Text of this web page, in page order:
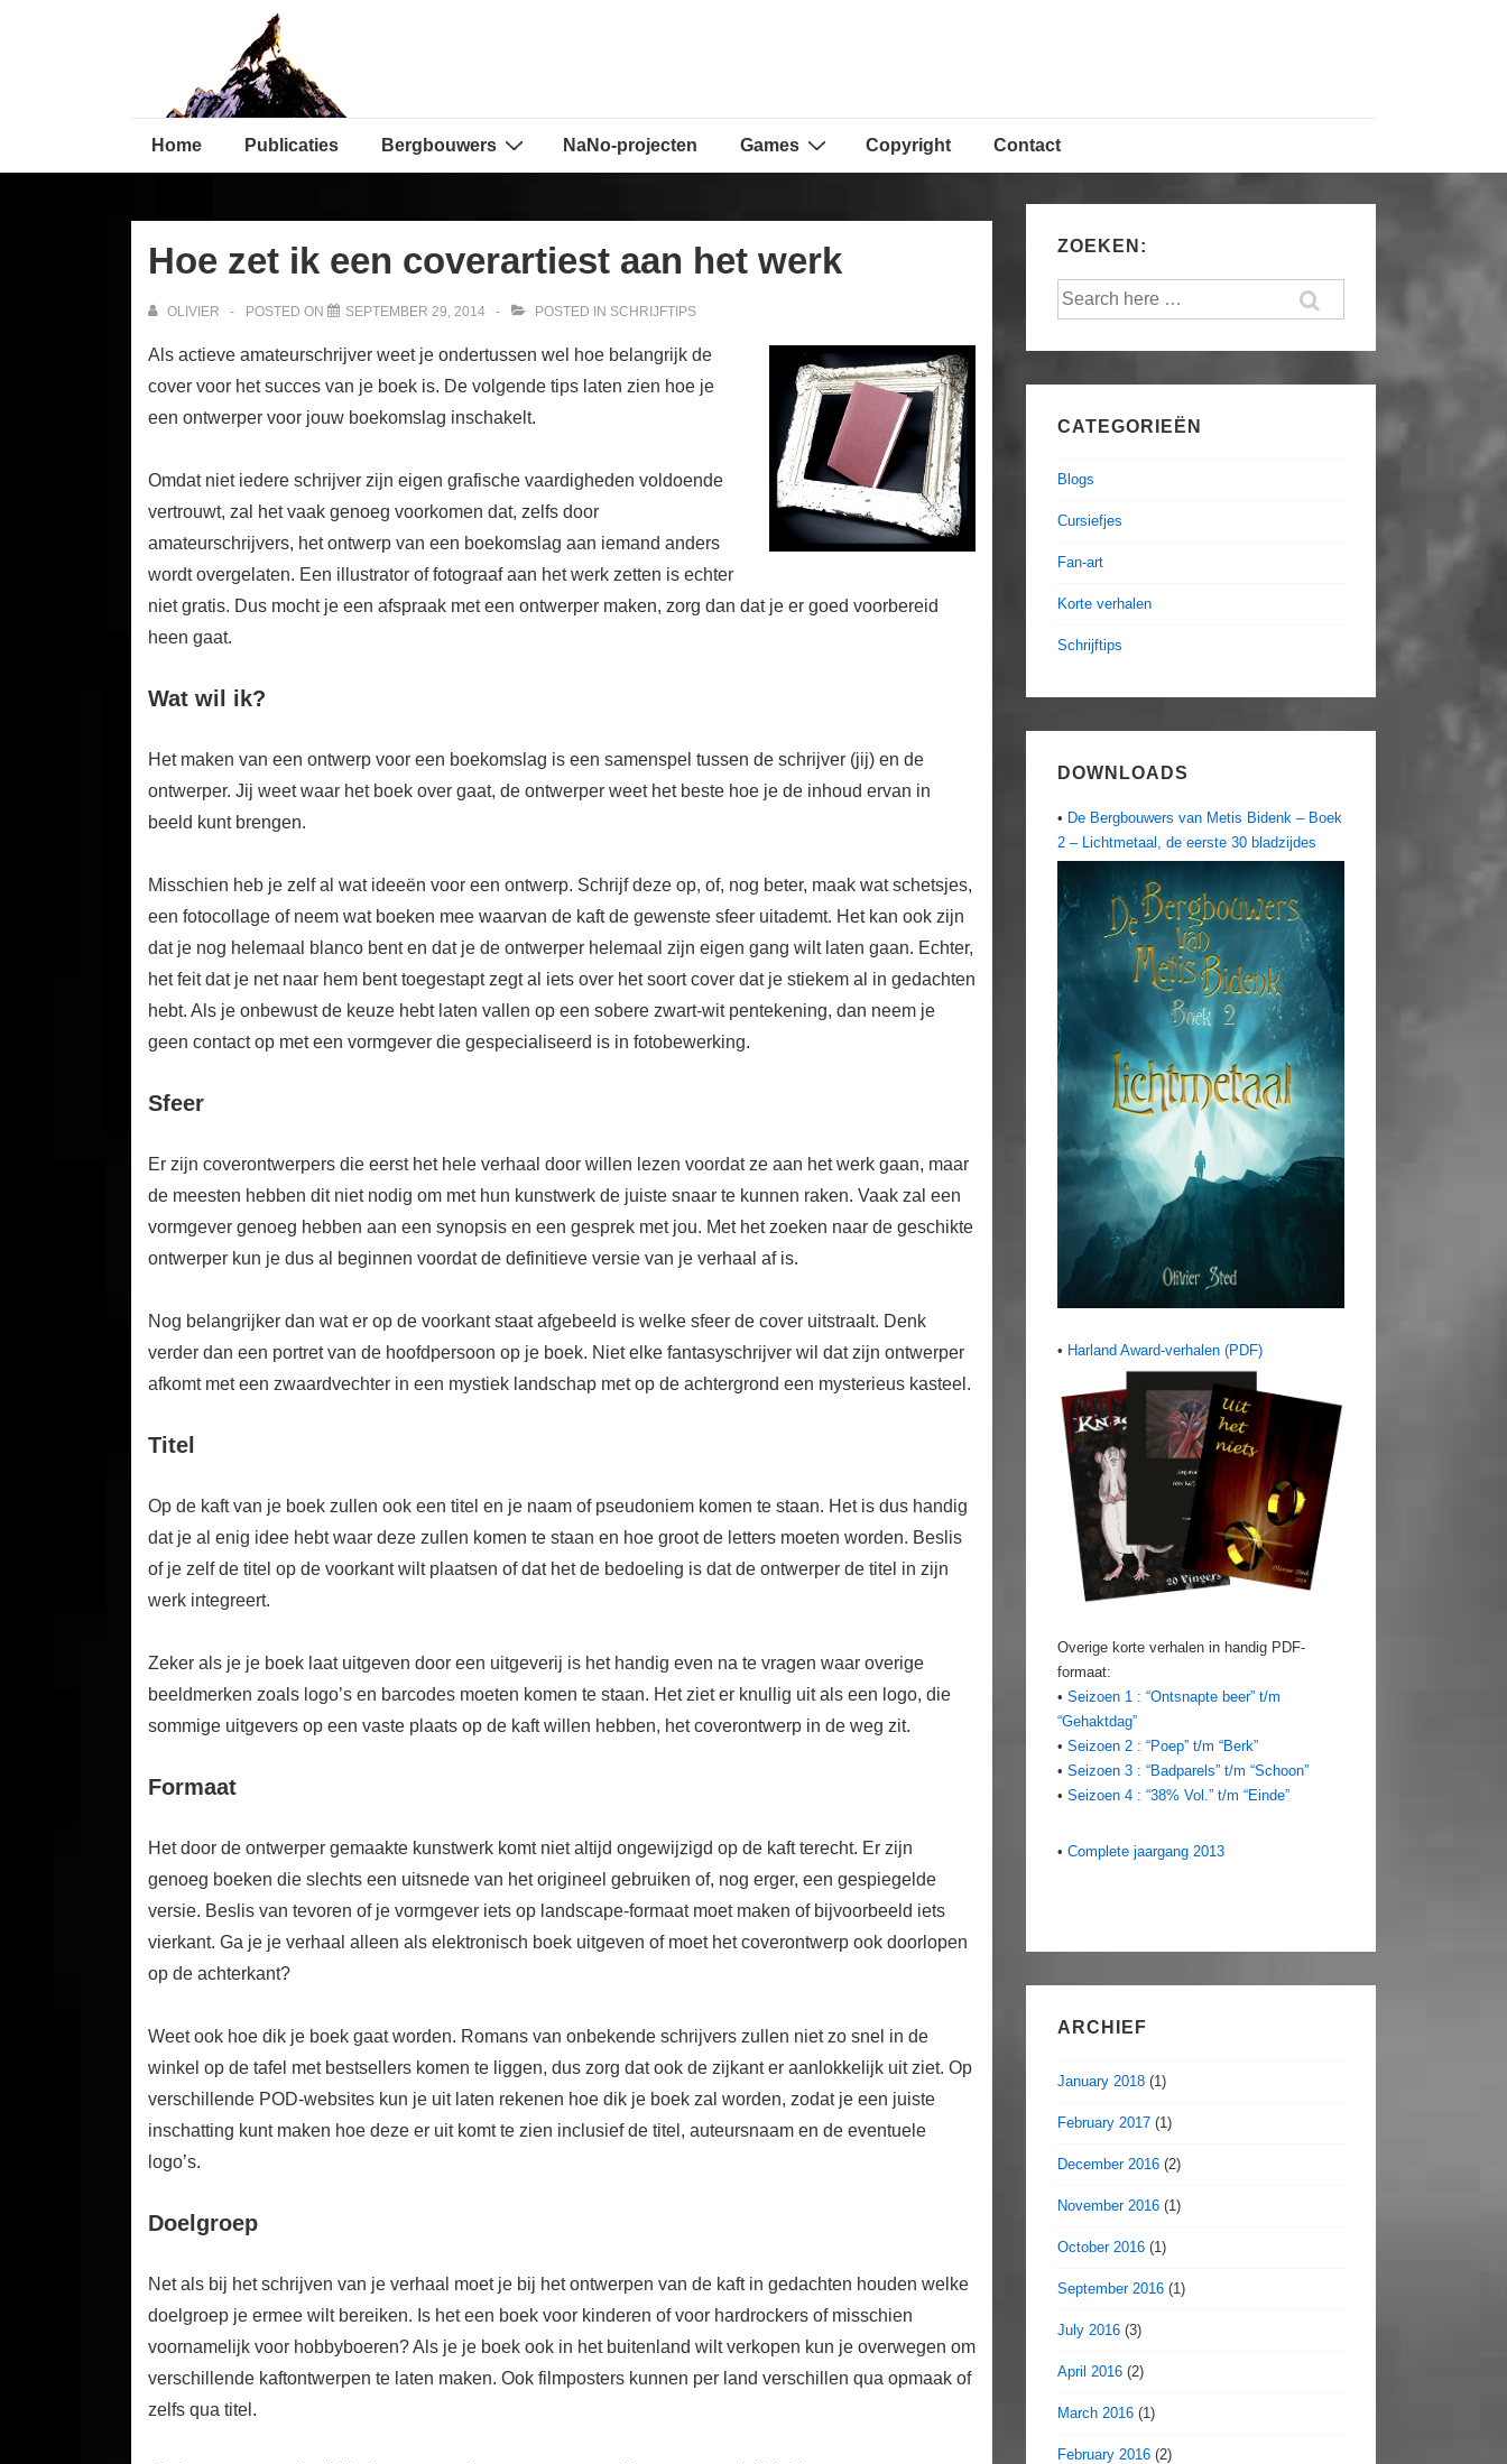
Home Publicaties Bergbouwers NaNo-projecten Games Copyright Contact
Hoe zet ik een coverartiest aan het werk
OLIVIER POSTED ON SEPTEMBER 29, 2014 POSTED IN SCHRIJFTIPS
Als actieve amateurschrijver weet je ondertussen wel hoe belangrijk de
cover voor het succes van je boek is. De volgende tips laten zien hoe je
een ontwerper voor jouw boekomslag inschakelt.
Omdat niet iedere schrijver zijn eigen grafische vaardigheden voldoende
vertrouwt, zal het vaak genoeg voorkomen dat, zelfs door
amateurschrijvers, het ontwerp van een boekomslag aan iemand anders
wordt overgelaten. Een illustrator of fotograaf aan het werk zetten is echter
niet gratis. Dus mocht je een afspraak met een ontwerper maken, zorg dan dat je er goed voorbereid
heen gaat.
Wat wil ik?
Het maken van een ontwerp voor een boekomslag is een samenspel tussen de schrijver (jij) en de
ontwerper. Jij weet waar het boek over gaat, de ontwerper weet het beste hoe je de inhoud ervan in
beeld kunt brengen.
Misschien heb je zelf al wat ideeën voor een ontwerp. Schrijf deze op, of, nog beter, maak wat schetsjes,
een fotocollage of neem wat boeken mee waarvan de kaft de gewenste sfeer uitademt. Het kan ook zijn
dat je nog helemaal blanco bent en dat je de ontwerper helemaal zijn eigen gang wilt laten gaan. Echter,
het feit dat je net naar hem bent toegestapt zegt al iets over het soort cover dat je stiekem al in gedachten
hebt. Als je onbewust de keuze hebt laten vallen op een sobere zwart-wit pentekening, dan neem je
geen contact op met een vormgever die gespecialiseerd is in fotobewerking.
Sfeer
Er zijn coverontwerpers die eerst het hele verhaal door willen lezen voordat ze aan het werk gaan, maar
de meesten hebben dit niet nodig om met hun kunstwerk de juiste snaar te kunnen raken. Vaak zal een
vormgever genoeg hebben aan een synopsis en een gesprek met jou. Met het zoeken naar de geschikte
ontwerper kun je dus al beginnen voordat de definitieve versie van je verhaal af is.
Nog belangrijker dan wat er op de voorkant staat afgebeeld is welke sfeer de cover uitstraalt. Denk
verder dan een portret van de hoofdpersoon op je boek. Niet elke fantasyschrijver wil dat zijn ontwerper
afkomt met een zwaardvechter in een mystiek landschap met op de achtergrond een mysterieus kasteel.
Titel
Op de kaft van je boek zullen ook een titel en je naam of pseudoniem komen te staan. Het is dus handig
dat je al enig idee hebt waar deze zullen komen te staan en hoe groot de letters moeten worden. Beslis
of je zelf de titel op de voorkant wilt plaatsen of dat het de bedoeling is dat de ontwerper de titel in zijn
werk integreert.
Zeker als je je boek laat uitgeven door een uitgeverij is het handig even na te vragen waar overige
beeldmerken zoals logo’s en barcodes moeten komen te staan. Het ziet er knullig uit als een logo, die
sommige uitgevers op een vaste plaats op de kaft willen hebben, het coverontwerp in de weg zit.
Formaat
Het door de ontwerper gemaakte kunstwerk komt niet altijd ongewijzigd op de kaft terecht. Er zijn
genoeg boeken die slechts een uitsnede van het origineel gebruiken of, nog erger, een gespiegelde
versie. Beslis van tevoren of je vormgever iets op landscape-formaat moet maken of bijvoorbeeld iets
vierkant. Ga je je verhaal alleen als elektronisch boek uitgeven of moet het coverontwerp ook doorlopen
op de achterkant?
Weet ook hoe dik je boek gaat worden. Romans van onbekende schrijvers zullen niet zo snel in de
winkel op de tafel met bestsellers komen te liggen, dus zorg dat ook de zijkant er aanlokkelijk uit ziet. Op
verschillende POD-websites kun je uit laten rekenen hoe dik je boek zal worden, zodat je een juiste
inschatting kunt maken hoe deze er uit komt te zien inclusief de titel, auteursnaam en de eventuele
logo’s.
Doelgroep
Net als bij het schrijven van je verhaal moet je bij het ontwerpen van de kaft in gedachten houden welke
doelgroep je ermee wilt bereiken. Is het een boek voor kinderen of voor hardrockers of misschien
voornamelijk voor hobbyboeren? Als je je boek ook in het buitenland wilt verkopen kun je overwegen om
verschillende kaftontwerpen te laten maken. Ook filmposters kunnen per land verschillen qua opmaak of
zelfs qua titel.
ZOEKEN:
Search
CATEGORIEËN
Blogs
Cursiefjes
Fan-art
Korte verhalen
Schrijftips
DOWNLOADS
• De Bergbouwers van Metis Bidenk – Boek
2 – Lichtmetaal, de eerste 30 bladzijdes
• Harland Award-verhalen (PDF)
Overige korte verhalen in handig PDF-
formaat:
• Seizoen 1 : “Ontsnapte beer” t/m
“Gehaktdag”
• Seizoen 2 : “Poep” t/m “Berk”
• Seizoen 3 : “Badparels” t/m “Schoon”
• Seizoen 4 : “38% Vol.” t/m “Einde”
• Complete jaargang 2013
ARCHIEF
January 2018 (1)
February 2017 (1)
December 2016 (2)
November 2016 (1)
October 2016 (1)
September 2016 (1)
July 2016 (3)
April 2016 (2)
March 2016 (1)
February 2016 (2)